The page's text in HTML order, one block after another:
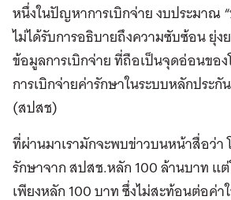
หนึ่งในปัญหาการเบิกจ่าย งบประมาณ
ไม่ได้รับการอธิบายถึงความซับซ้อน ยุ่ง
ข้อมูลการเบิกจ่าย ที่ถือเป็นจุดอ่อนขอ
การเบิกจ่ายค่ารักษาในระบบหลักประ
(สปสช)
ที่ผ่านมาเรามักจะพบข่าวบนหน้าสื่อว่า
รักษาจาก สปสช.หลัก 100 ล้านบาท แต่
เพียงหลัก 100 บาท ซึ่งไม่สะท้อนต่อค่า